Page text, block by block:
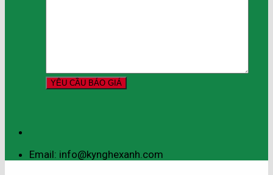
Email: info@kynghexanh.com